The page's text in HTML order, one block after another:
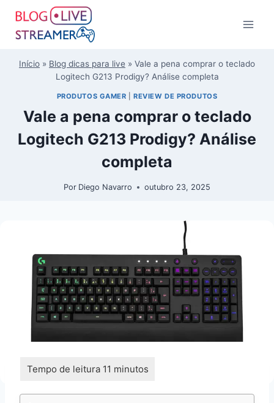
Início » Blog dicas para live » Vale a pena comprar o teclado
Logitech G213 Prodigy? Análise completa
PRODUTOS GAMER |REVIEW DE PRODUTOS
Vale a pena comprar o teclado
Logitech G213 Prodigy? Análise
completa
Por Diego Navarro outubro 23, 2025